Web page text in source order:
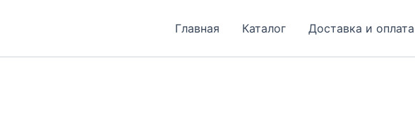
Главная Каталог Доставка и оплата